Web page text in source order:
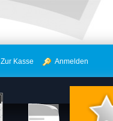
Zur Kasse Anmelden